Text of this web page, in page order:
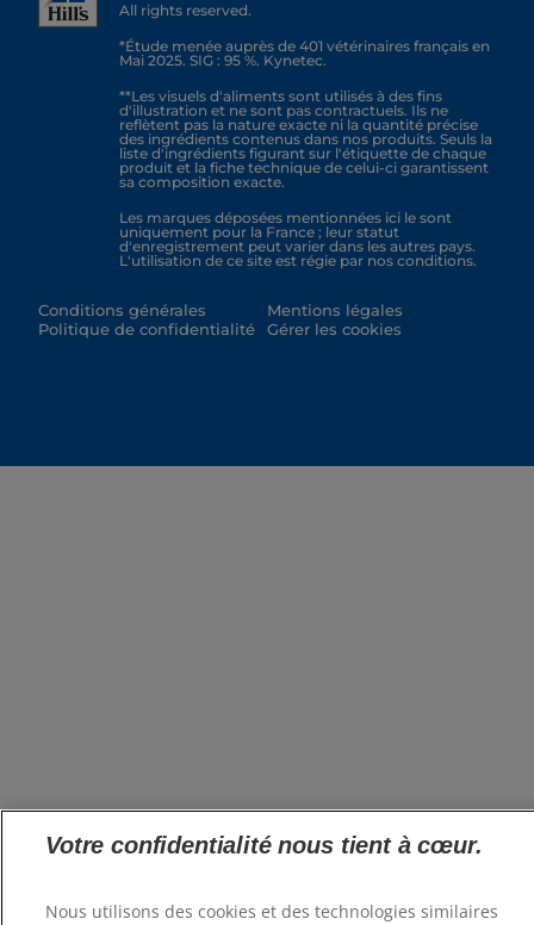
All rights reserved.
*Étude menée auprès de 401 vétérinaires français en
Mai 2025. SIG : 95 %. Kynetec.
**Les visuels d'aliments sont utilisés à des fins
d'illustration et ne sont pas contractuels. Ils ne
reflètent pas la nature exacte ni la quantité précise
des ingrédients contenus dans nos produits. Seuls la
liste d'ingrédients figurant sur l'étiquette de chaque
produit et la fiche technique de celui-ci garantissent
sa composition exacte.
Les marques déposées mentionnées ici le sont
uniquement pour la France ; leur statut
d'enregistrement peut varier dans les autres pays.
L'utilisation de ce site est régie par nos conditions.
Conditions générales
Politique de confidentialité
Mentions légales
Gérer les cookies
Votre confidentialité nous tient à cœur.
Nous utilisons des cookies et des technologies similaires